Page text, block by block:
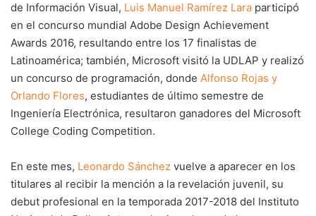
de Información Visual, Luis Manuel Ramírez Lara participó
en el concurso mundial Adobe Design Achievement
Awards 2016, resultando entre los 17 finalistas de
Latinoamérica; también, Microsoft visitó la UDLAP y realizó
un concurso de programación, donde Alfonso Rojas y
Orlando Flores, estudiantes de último semestre de
Ingeniería Electrónica, resultaron ganadores del Microsoft
College Coding Competition.
En este mes, Leonardo Sánchez vuelve a aparecer en los
titulares al recibir la mención a la revelación juvenil, su
debut profesional en la temporada 2017-2018 del Instituto